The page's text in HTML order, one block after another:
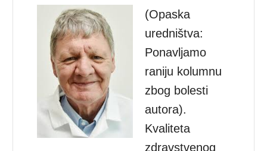
(Opaska
uredništva:
Ponavljamo
raniju kolumnu
zbog bolesti
autora).
Kvaliteta
zdravstvenog